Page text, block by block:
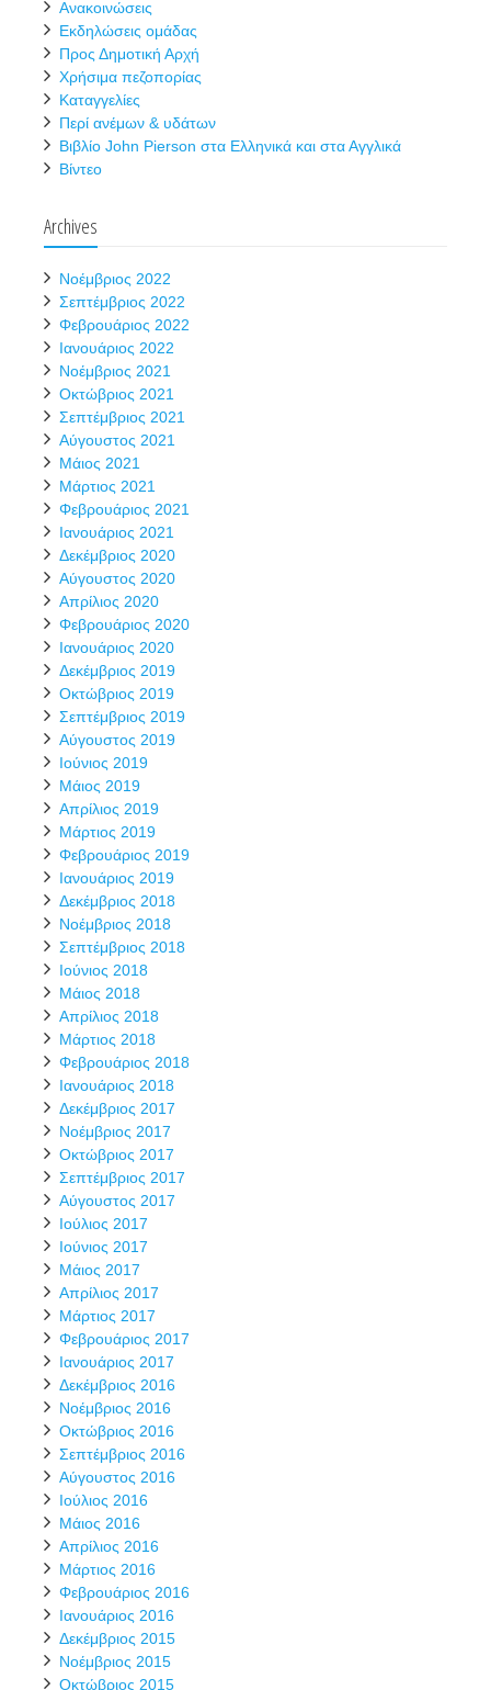
Ανακοινώσεις
Εκδηλώσεις ομάδας
Προς Δημοτική Αρχή
Χρήσιμα πεζοπορίας
Καταγγελίες
Περί ανέμων & υδάτων
Βιβλίο John Pierson στα Ελληνικά και στα Αγγλικά
Βίντεο
Archives
Νοέμβριος 2022
Σεπτέμβριος 2022
Φεβρουάριος 2022
Ιανουάριος 2022
Νοέμβριος 2021
Οκτώβριος 2021
Σεπτέμβριος 2021
Αύγουστος 2021
Μάιος 2021
Μάρτιος 2021
Φεβρουάριος 2021
Ιανουάριος 2021
Δεκέμβριος 2020
Αύγουστος 2020
Απρίλιος 2020
Φεβρουάριος 2020
Ιανουάριος 2020
Δεκέμβριος 2019
Οκτώβριος 2019
Σεπτέμβριος 2019
Αύγουστος 2019
Ιούνιος 2019
Μάιος 2019
Απρίλιος 2019
Μάρτιος 2019
Φεβρουάριος 2019
Ιανουάριος 2019
Δεκέμβριος 2018
Νοέμβριος 2018
Σεπτέμβριος 2018
Ιούνιος 2018
Μάιος 2018
Απρίλιος 2018
Μάρτιος 2018
Φεβρουάριος 2018
Ιανουάριος 2018
Δεκέμβριος 2017
Νοέμβριος 2017
Οκτώβριος 2017
Σεπτέμβριος 2017
Αύγουστος 2017
Ιούλιος 2017
Ιούνιος 2017
Μάιος 2017
Απρίλιος 2017
Μάρτιος 2017
Φεβρουάριος 2017
Ιανουάριος 2017
Δεκέμβριος 2016
Νοέμβριος 2016
Οκτώβριος 2016
Σεπτέμβριος 2016
Αύγουστος 2016
Ιούλιος 2016
Μάιος 2016
Απρίλιος 2016
Μάρτιος 2016
Φεβρουάριος 2016
Ιανουάριος 2016
Δεκέμβριος 2015
Νοέμβριος 2015
Οκτώβριος 2015